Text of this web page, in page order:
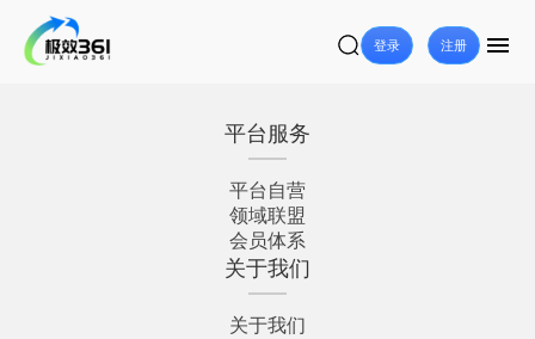
登录 注册
平台服务
平台自营
领域联盟
会员体系
关于我们
关于我们